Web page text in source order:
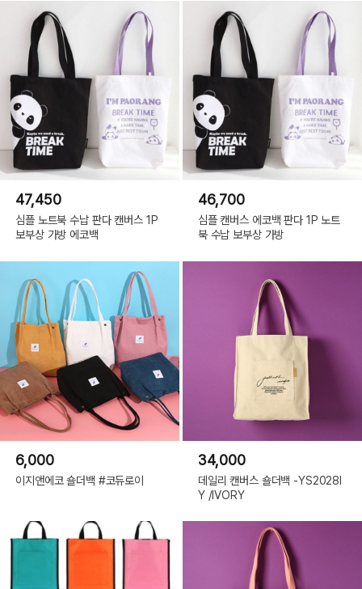
47,450
심플 노트북 수납 판다 캔버스 1P
보부상 가방 에코백
46,700
심플 캔버스 에코백 판다 1P 노트
북 수납 보부상 가방
6,000
이지앤에코 숄더백 #코듀로이
34,000
데일리 캔버스 숄더백 -YS2028I
Y /IVORY